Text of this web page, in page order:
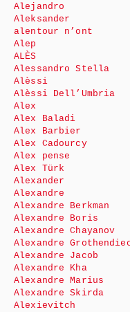
Alejandro
Aleksander
alentour n’ont
Alep
ALÈS
Alessandro Stella
Alèssi
Alèssi Dell’Umbria
Alex
Alex Baladi
Alex Barbier
Alex Cadourcy
Alex pense
Alex Türk
Alexander
Alexandre
Alexandre Berkman
Alexandre Boris
Alexandre Chayanov
Alexandre
Alexandre Jacob
Alexandre Kha
Alexandre Marius
Alexandre Skirda
Alexievitch